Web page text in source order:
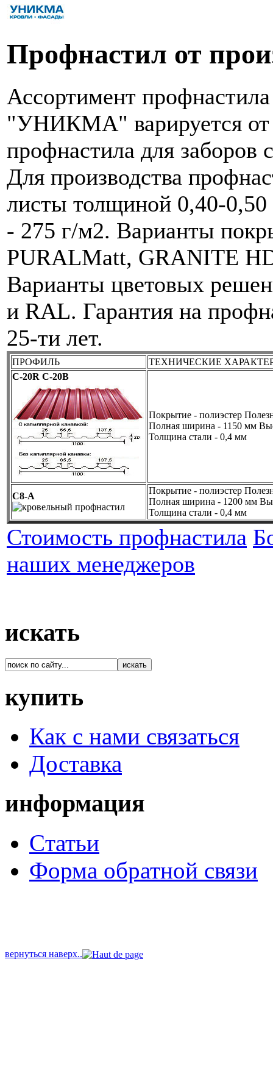
Профнастил от
Ассортимент
"УНИКМА" варируется от
профнастила для
Для производства
листы толщиной 0,40-0,50
- 275 г/м2. Варианты
PURALMatt, GRANITE
Варианты цветовых
и RAL. Гарантия на
25-ти лет.
ПРОФИЛЬ
ТЕХНИЧЕСКИЕ
C-20R C-20B
Покрытие - полиэстер
Полная ширина - 1150 мм
Толщина стали - 0,4 мм
C8-A
Покрытие - полиэстер
Полная ширина - 1200 мм
Толщина стали - 0,4 мм
Стоимость профнастила
наших менеджеров
искать
купить
Как с нами связаться
Доставка
информация
Cтатьи
Форма обратной связи
вернуться наверх..